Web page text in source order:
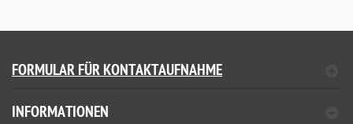
FORMULAR FÜR KONTAKTAUFNAHME
INFORMATIONEN